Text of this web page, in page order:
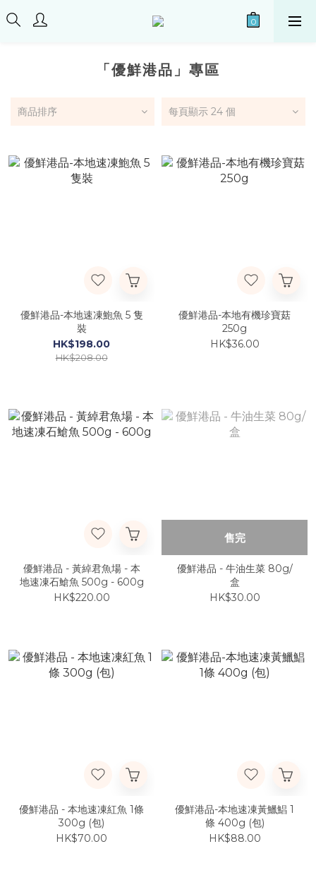
「優鮮港品」專區
商品排序 每頁顯示 24 個
優鮮港品-本地速凍鮑魚 5 隻
裝
HK$198.00
HK$208.00
優鮮港品-本地有機珍寶菇
250g
HK$36.00
優鮮港品 - 黃綽君魚場 - 本
地速凍石䱽魚 500g - 600g
HK$220.00
售完
優鮮港品 - 牛油生菜 80g/
盒
HK$30.00
優鮮港品 - 本地速凍紅魚 1條
300g (包)
HK$70.00
優鮮港品-本地速凍黃鱲鯧 1
條 400g (包)
HK$88.00